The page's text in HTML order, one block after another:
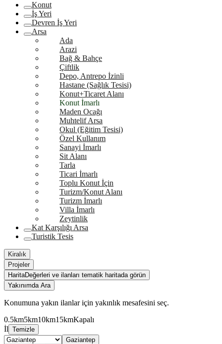
Konut
İş Yeri
Devren İş Yeri
Arsa
Ada
Arazi
Bağ & Bahçe
Çiftlik
Depo, Antrepo İzinli
Hastane (Sağlık Tesisi)
Konut+Ticaret Alanı
Konut İmarlı
Maden Ocağı
Muhtelif Arsa
Okul (Eğitim Tesisi)
Özel Kullanım
Sanayi İmarlı
Sit Alanı
Tarla
Ticari İmarlı
Toplu Konut İçin
Turizm/Konut Alanı
Turizm İmarlı
Villa İmarlı
Zeytinlik
Kat Karşılığı Arsa
Turistik Tesis
Kiralık
Projeler
HaritaDeğerleri ve ilanları tematik haritada görün
Yakınımda Ara
Konumuna yakın ilanlar için yakınlık mesafesini seç.
0.5km5km10km15kmKapalı
İl Temizle
Gaziantep